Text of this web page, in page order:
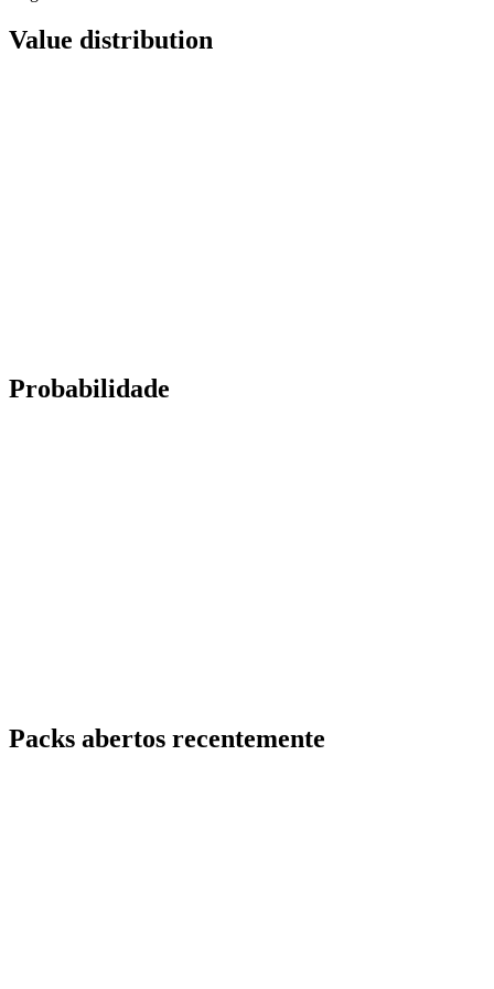
Value distribution
Probabilidade
Packs abertos recentemente